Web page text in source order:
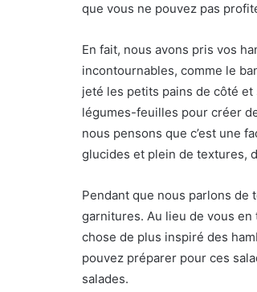
que vous ne pouvez pas
En fait, nous avons pris vos
incontournables, comme le
jeté les petits pains de côté
légumes-feuilles pour créer
nous pensons que c’est une
glucides et plein de textures,
Pendant que nous parlons de
garnitures. Au lieu de vous
chose de plus inspiré des
pouvez préparer pour ces
salades.